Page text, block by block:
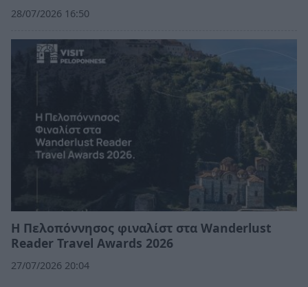
28/07/2026 16:50
Η Πελοπόννησος φιναλίστ στα Wanderlust
Reader Travel Awards 2026
27/07/2026 20:04